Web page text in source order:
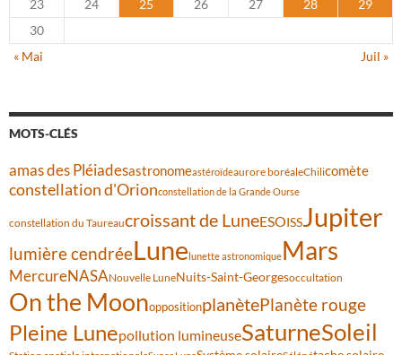
23
24 25 26 27 28
29
30
« Mai
Juil »
MOTS-CLÉS
amas des Pléiadesastronomeastéroïdeaurore boréaleChilicomète
constellation d'Orionconstellation de la Grande Ourse
constellation du Taureaucroissant de LuneESOISSJupiter
lumière cendréeLune lunette astronomiqueMars
MercureNASANouvelle LuneNuits-Saint-Georgesoccultation
On the MoonoppositionplanètePlanète rouge
Pleine Lunepollution lumineuseSaturneSoleil